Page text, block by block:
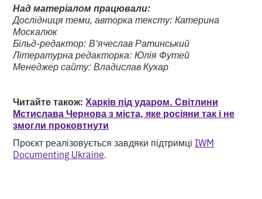
Над матеріалом працювали:
Дослідниця теми, авторка тексту: Катерина
Москалюк
Більд-редактор: В'ячеслав Ратинський
Літературна редакторка: Юлія Футей
Менеджер сайту: Владислав Кухар
Читайте також:Харків під ударом. Світлини
Мстислава Чернова з міста, яке росіяни так і не
змогли проковтнути
Проєкт реалізовується завдяки підтримці IWM
Documenting Ukraine.